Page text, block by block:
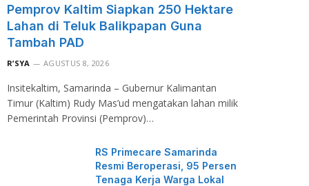
Pemprov Kaltim Siapkan 250 Hektare
Lahan di Teluk Balikpapan Guna
Tambah PAD
R’SYA AGUSTUS 8, 2026
Insitekaltim, Samarinda – Gubernur Kalimantan
Timur (Kaltim) Rudy Mas’ud mengatakan lahan milik
Pemerintah Provinsi (Pemprov)…
RS Primecare Samarinda
Resmi Beroperasi, 95 Persen
Tenaga Kerja Warga Lokal